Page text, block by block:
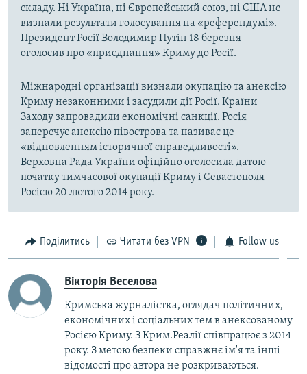
складу. Ні Україна, ні Європейський союз, ні США не
визнали результати голосування на «референдумі».
Президент Росії Володимир Путін 18 березня
оголосив про «приєднання» Криму до Росії.
Міжнародні організації визнали окупацію та анексію
Криму незаконними і засудили дії Росії. Країни
Заходу запровадили економічні санкції. Росія
заперечує анексію півострова та називає це
«відновленням історичної справедливості».
Верховна Рада України офіційно оголосила датою
початку тимчасової окупації Криму і Севастополя
Росією 20 лютого 2014 року.
Поділитись Читати без VPN Follow us
Вікторія Веселова
Кримська журналістка, оглядач політичних,
економічних і соціальних тем в анексованому
Росією Криму. З Крим.Реалії співпрацює з 2014
року. З метою безпеки справжнє ім'я та інші
відомості про автора не розкриваються.